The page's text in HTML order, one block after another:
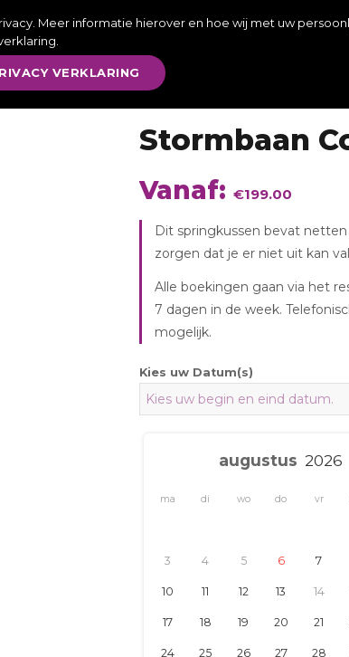
Sanitair
Stormbaan
Vanaf: €199.00
Dit springkussen bevat
zorgen dat je er niet uit kan
Alle boekingen gaan via het
7 dagen in de week.
mogelijk.
Kies uw Datum(s)
za zo
19 20
26 27 28
Meer informatie hierover en hoe wij met uw
VERKLARING